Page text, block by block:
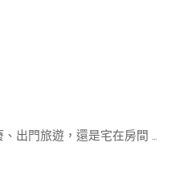
出門旅遊，還是宅在房間 …